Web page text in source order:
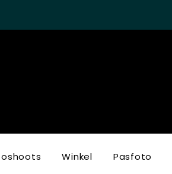
Winkel Pasfoto